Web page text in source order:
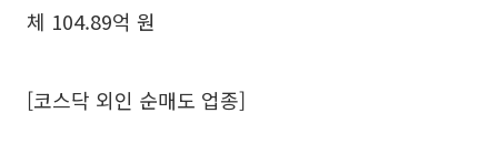
체 104.89억 원
[코스닥 외인 순매도 업종]